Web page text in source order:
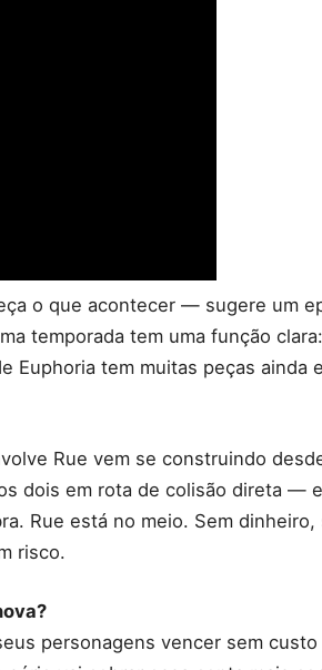
o que acontecer — sugere um
temporada tem uma função
Euphoria tem muitas peças ainda
Rue vem se construindo
dois em rota de colisão direta —
Rue está no meio. Sem dinheiro,
risco.
personagens vencer sem